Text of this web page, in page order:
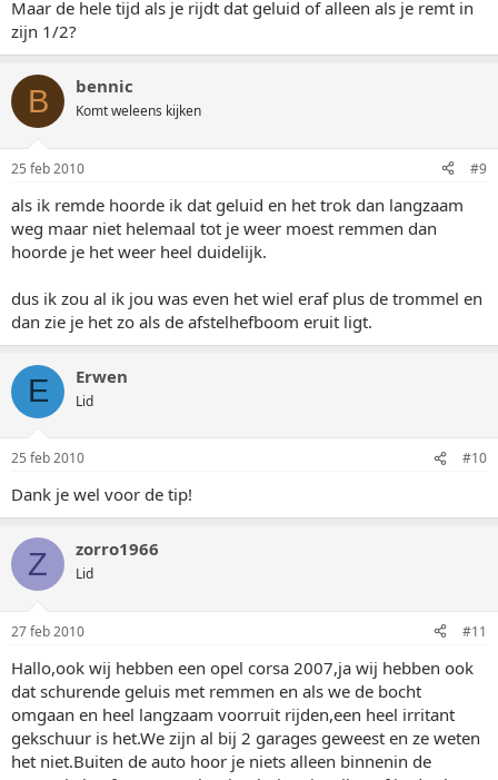
Maar de hele tijd als je rijdt dat geluid of alleen als je remt in
zijn 1/2?
B bennic
Komt weleens kijken
25 feb 2010 #9
als ik remde hoorde ik dat geluid en het trok dan langzaam
weg maar niet helemaal tot je weer moest remmen dan
hoorde je het weer heel duidelijk.
dus ik zou al ik jou was even het wiel eraf plus de trommel en
dan zie je het zo als de afstelhefboom eruit ligt.
E Erwen
Lid
25 feb 2010 #10
Dank je wel voor de tip!
Z zorro1966
Lid
27 feb 2010 #11
Hallo,ook wij hebben een opel corsa 2007,ja wij hebben ook
dat schurende geluis met remmen en als we de bocht
omgaan en heel langzaam voorruit rijden,een heel irritant
gekschuur is het.We zijn al bij 2 garages geweest en ze weten
het niet.Buiten de auto hoor je niets alleen binnenin de